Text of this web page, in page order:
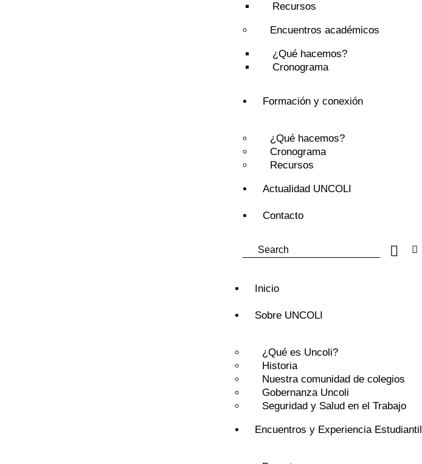
Recursos
Encuentros académicos
¿Qué hacemos?
Cronograma
Formación y conexión
¿Qué hacemos?
Cronograma
Recursos
Actualidad UNCOLI
Contacto
Inicio
Sobre UNCOLI
¿Qué es Uncoli?
Historia
Nuestra comunidad de colegios
Gobernanza Uncoli
Seguridad y Salud en el Trabajo
Encuentros y Experiencia Estudiantil